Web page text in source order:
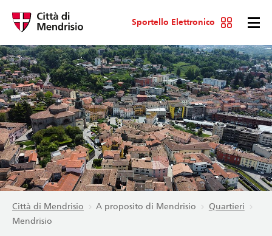
Sportello Elettronico
Città di Mendrisio A proposito di Mendrisio
Quartieri
Mendrisio